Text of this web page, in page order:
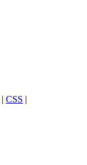
| CSS |